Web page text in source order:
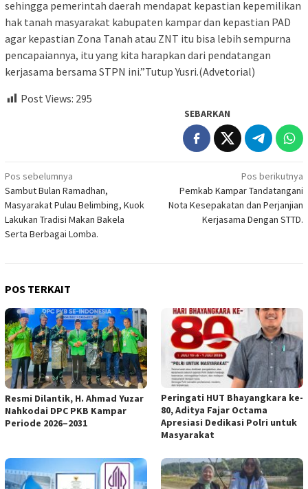
sehingga pemerintah daerah mendapat kepastian kepemilikan
hak tanah masyarakat kabupaten kampar dan kepastian PAD
agar kepastian Zona Tanah atau ZNT itu bisa lebih sempurna
pencapaiannya, itu yang kita harapkan dari pendatangan
kerjasama bersama STPN ini.”Tutup Yusri.(Advetorial)
Post Views: 295
SEBARKAN
Navigasi
pos
Pos sebelumnya
Sambut Bulan Ramadhan,
Masyarakat Pulau Belimbing, Kuok
Lakukan Tradisi Makan Bakela
Serta Berbagai Lomba.
Pos berikutnya
Pemkab Kampar Tandatangani
Nota Kesepakatan dan Perjanjian
Kerjasama Dengan STTD.
POS TERKAIT
Resmi Dilantik, H. Ahmad Yuzar
Nahkodai DPC PKB Kampar
Periode 2026–2031
Peringati HUT Bhayangkara ke-
80, Aditya Fajar Octama
Apresiasi Dedikasi Polri untuk
Masyarakat